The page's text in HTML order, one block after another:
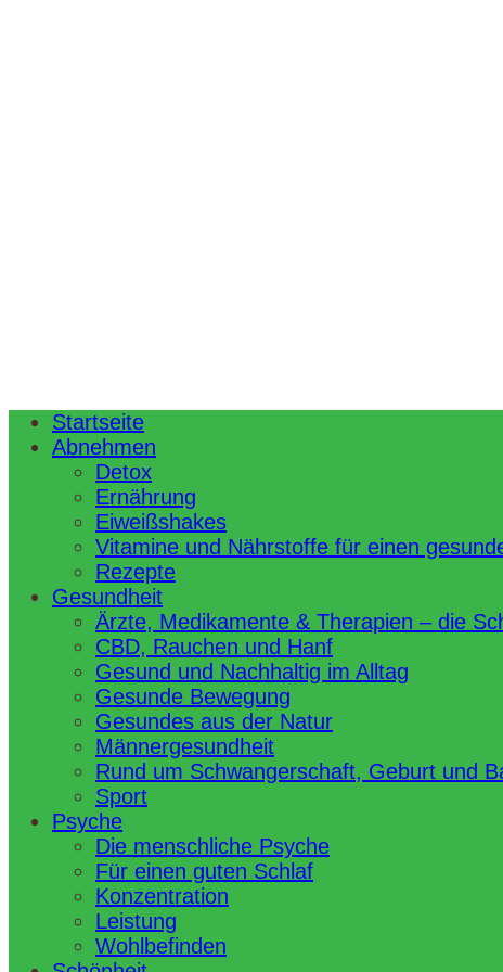
Startseite
Abnehmen
Detox
Ernährung
Eiweißshakes
Vitamine und Nährstoffe für einen
Rezepte
Gesundheit
Ärzte, Medikamente & Therapien – die
CBD, Rauchen und Hanf
Gesund und Nachhaltig im Alltag
Gesunde Bewegung
Gesundes aus der Natur
Männergesundheit
Rund um Schwangerschaft, Geburt und
Sport
Psyche
Die menschliche Psyche
Für einen guten Schlaf
Konzentration
Leistung
Wohlbefinden